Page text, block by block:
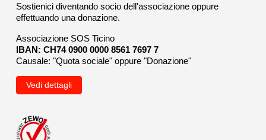
Sostienici diventando socio dell'associazione oppure
effettuando una donazione.
Associazione SOS Ticino
IBAN: CH74 0900 0000 8561 7697 7
Causale: "Quota sociale" oppure "Donazione"
Vedi dettagli